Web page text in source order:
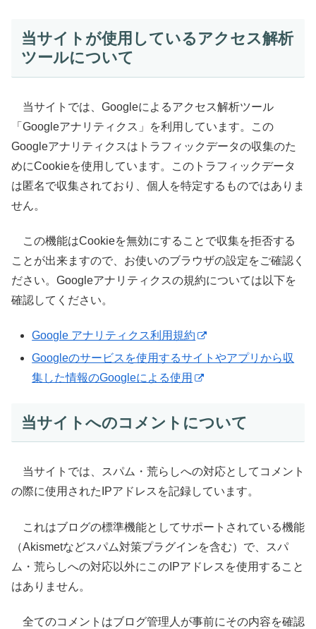
当サイトが使用しているアクセス解析
ツールについて
当サイトでは、Googleによるアクセス解析ツール
「Googleアナリティクス」を利用しています。この
Googleアナリティクスはトラフィックデータの収集のた
めにCookieを使用しています。このトラフィックデータ
は匿名で収集されており、個人を特定するものではありま
せん。
この機能はCookieを無効にすることで収集を拒否する
ことが出来ますので、お使いのブラウザの設定をご確認く
ださい。Googleアナリティクスの規約については以下を
確認してください。
Google アナリティクス利用規約
Googleのサービスを使用するサイトやアプリから収
集した情報のGoogleによる使用
当サイトへのコメントについて
当サイトでは、スパム・荒らしへの対応としてコメント
の際に使用されたIPアドレスを記録しています。
これはブログの標準機能としてサポートされている機能
（Akismetなどスパム対策プラグインを含む）で、スパ
ム・荒らしへの対応以外にこのIPアドレスを使用すること
はありません。
全てのコメントはブログ管理人が事前にその内容を確認